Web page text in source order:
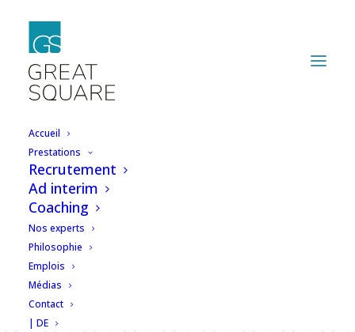
Accueil
Prestations
Recrutement
Ad interim
Coaching
Nos experts
Philosophie
Emplois
Médias
Contact
| DE
Contribuez à un
système de santé
performant en
garantissant des
systèmes IT fiables